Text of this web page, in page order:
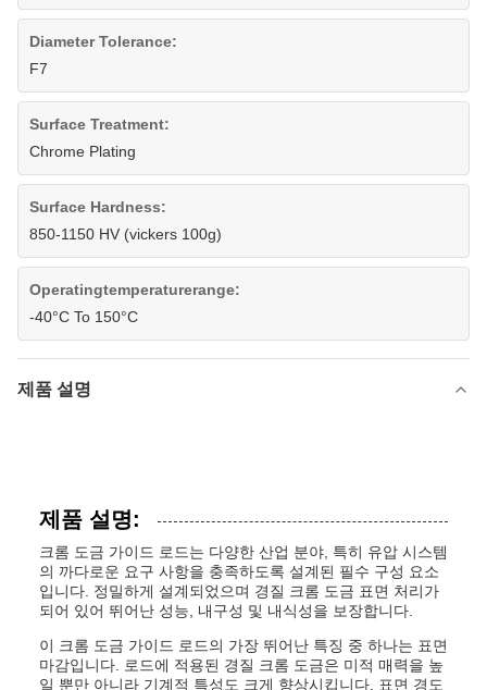
Diameter Tolerance:
F7
Surface Treatment:
Chrome Plating
Surface Hardness:
850-1150 HV (vickers 100g)
Operatingtemperaturerange:
-40°C To 150°C
제품 설명
제품 설명:
크롬 도금 가이드 로드는 다양한 산업 분야, 특히 유압 시스템
의 까다로운 요구 사항을 충족하도록 설계된 필수 구성 요소
입니다. 정밀하게 설계되었으며 경질 크롬 도금 표면 처리가
되어 있어 뛰어난 성능, 내구성 및 내식성을 보장합니다.
이 크롬 도금 가이드 로드의 가장 뛰어난 특징 중 하나는 표면
마감입니다. 로드에 적용된 경질 크롬 도금은 미적 매력을 높
일 뿐만 아니라 기계적 특성도 크게 향상시킵니다. 표면 경도